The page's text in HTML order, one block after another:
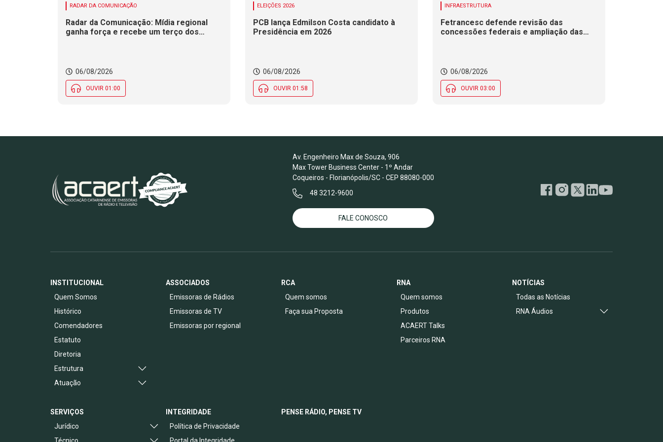
RADAR DA COMUNICAÇÃO
Radar da Comunicação: Mídia regional
ganha força e recebe um terço dos
06/08/2026
OUVIR 01:00
ELEIÇÕES 2026
PCB lança Edmilson Costa candidato à
Presidência em 2026
06/08/2026
OUVIR 01:58
INFRAESTRUTURA
Fetrancesc defende revisão das
concessões federais e ampliação das
06/08/2026
OUVIR 03:00
Av. Engenheiro Max de Souza, 906
Max Tower Business Center - 1º Andar
Coqueiros - Florianópolis/SC - CEP 88080-000
48 3212-9600
FALE CONOSCO
INSTITUCIONAL
Quem Somos
Histórico
Comendadores
Estatuto
Diretoria
Estrutura
Atuação
ASSOCIADOS
Emissoras de Rádios
Emissoras de TV
Emissoras por regional
RCA
Quem somos
Faça sua Proposta
RNA
Quem somos
Produtos
ACAERT Talks
Parceiros RNA
NOTÍCIAS
Todas as Notícias
RNA Áudios
SERVIÇOS
Jurídico
INTEGRIDADE
Política de Privacidade
PENSE RÁDIO, PENSE TV